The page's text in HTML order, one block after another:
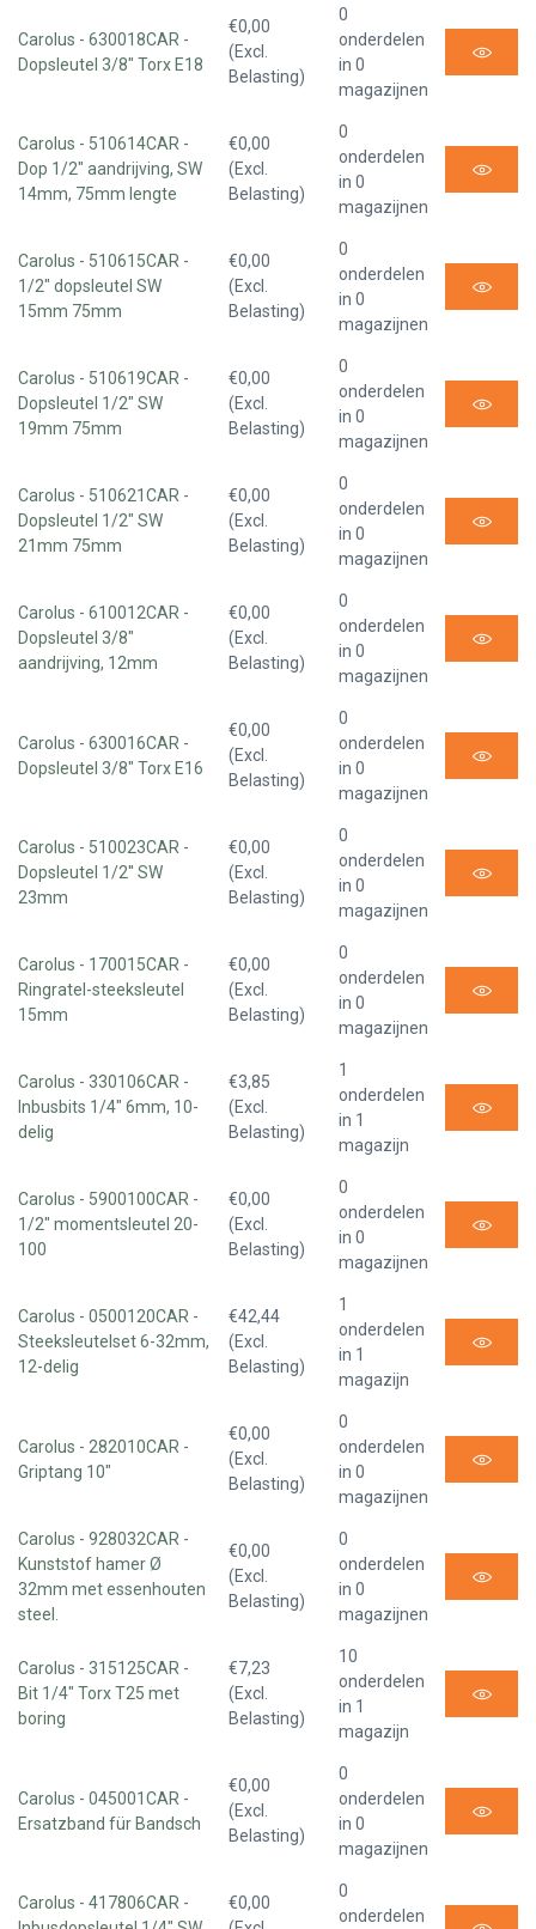
Carolus - 630018CAR -
Dopsleutel 3/8" Torx E18
€0,00
(Excl.
Belasting)
0
onderdelen
in 0
magazijnen
Carolus - 510614CAR -
Dop 1/2" aandrijving, SW
14mm, 75mm lengte
€0,00
(Excl.
Belasting)
0
onderdelen
in 0
magazijnen
Carolus - 510615CAR -
1/2" dopsleutel SW
15mm 75mm
€0,00
(Excl.
Belasting)
0
onderdelen
in 0
magazijnen
Carolus - 510619CAR -
Dopsleutel 1/2" SW
19mm 75mm
€0,00
(Excl.
Belasting)
0
onderdelen
in 0
magazijnen
Carolus - 510621CAR -
Dopsleutel 1/2" SW
21mm 75mm
€0,00
(Excl.
Belasting)
0
onderdelen
in 0
magazijnen
Carolus - 610012CAR -
Dopsleutel 3/8"
aandrijving, 12mm
€0,00
(Excl.
Belasting)
0
onderdelen
in 0
magazijnen
Carolus - 630016CAR -
Dopsleutel 3/8" Torx E16
€0,00
(Excl.
Belasting)
0
onderdelen
in 0
magazijnen
Carolus - 510023CAR -
Dopsleutel 1/2'' SW
23mm
€0,00
(Excl.
Belasting)
0
onderdelen
in 0
magazijnen
Carolus - 170015CAR -
Ringratel-steeksleutel
15mm
€0,00
(Excl.
Belasting)
0
onderdelen
in 0
magazijnen
Carolus - 330106CAR -
Inbusbits 1/4" 6mm, 10-
delig
€3,85
(Excl.
Belasting)
1
onderdelen
in 1
magazijn
Carolus - 5900100CAR -
1/2" momentsleutel 20-
100
€0,00
(Excl.
Belasting)
0
onderdelen
in 0
magazijnen
Carolus - 0500120CAR -
Steeksleutelset 6-32mm,
12-delig
€42,44
(Excl.
Belasting)
1
onderdelen
in 1
magazijn
Carolus - 282010CAR -
Griptang 10"
€0,00
(Excl.
Belasting)
0
onderdelen
in 0
magazijnen
Carolus - 928032CAR -
Kunststof hamer Ø
32mm met essenhouten
steel.
€0,00
(Excl.
Belasting)
0
onderdelen
in 0
magazijnen
Carolus - 315125CAR -
Bit 1/4" Torx T25 met
boring
€7,23
(Excl.
Belasting)
10
onderdelen
in 1
magazijn
Carolus - 045001CAR -
Ersatzband für Bandsch
€0,00
(Excl.
Belasting)
0
onderdelen
in 0
magazijnen
Carolus - 417806CAR -
€0,00
0
onderdelen